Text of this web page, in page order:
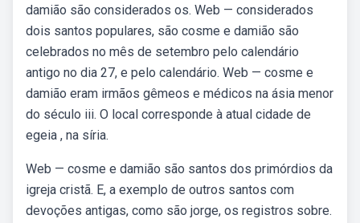
damião são considerados os. Web — considerados
dois santos populares, são cosme e damião são
celebrados no mês de setembro pelo calendário
antigo no dia 27, e pelo calendário. Web — cosme e
damião eram irmãos gêmeos e médicos na ásia menor
do século iii. O local corresponde à atual cidade de
egeia , na síria.
Web — cosme e damião são santos dos primórdios da
igreja cristã. E, a exemplo de outros santos com
devoções antigas, como são jorge, os registros sobre.